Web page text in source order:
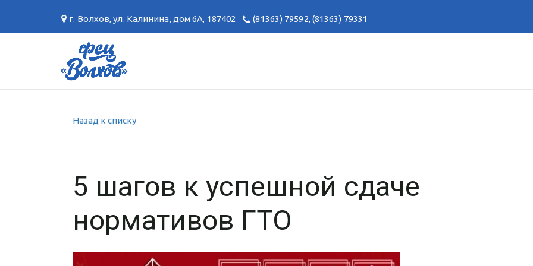
г. Волхов,ул. Калинина, дом 6А, 187402 (81363) 79592,(81363) 79331
Назад к списку
5 шагов к успешной сдаче
нормативов ГТО